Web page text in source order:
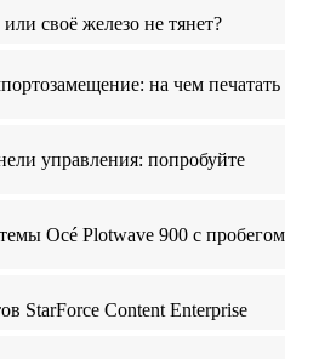
своё железо не тянет?
на чем печатать
управления: попробуйте
Océ Plotwave 900 с пробегом
StarForce Content Enterprise